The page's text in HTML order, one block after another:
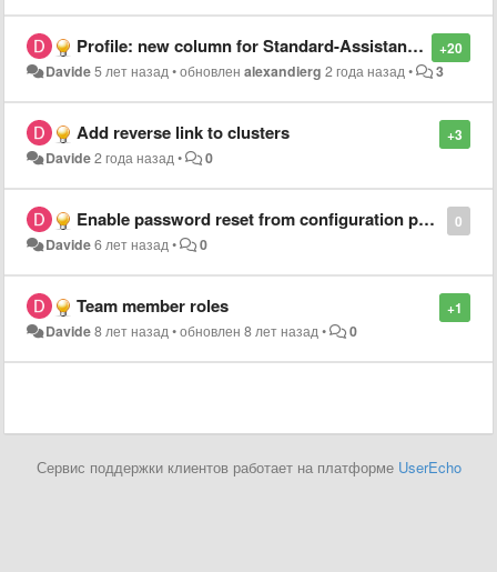
+20
Profile: new column for Standard-Assistance->"New tickets"
Davide5 лет назад•обновленalexandierg 2 года назад• 3
+3
Add reverse link to clusters
Davide2 года назад• 0
0
Enable password reset from configuration panel
Davide6 лет назад• 0
+1
Team member roles
Davide8 лет назад•обновлен8 лет назад• 0
Сервис поддержки клиентов работает на платформе UserEcho